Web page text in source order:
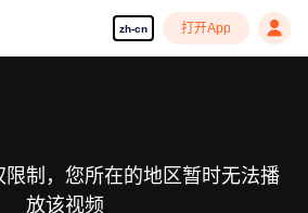
zh-cn 打开App
制，您所在的地区暂时无法播
放该视频